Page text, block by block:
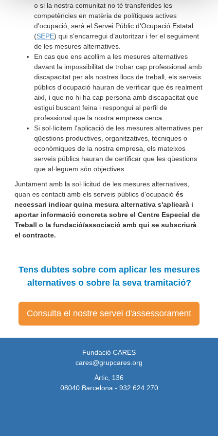
o si la nostra comunitat no té transferides les
competències en matèria de polítiques actives
d'ocupació, serà el Servei Públic d'Ocupació Estatal
(SEPE) qui s'encarregui d'autoritzar i fer el seguiment
de les mesures alternatives.
En cas que ens acollim a les mesures alternatives
davant la impossibilitat de trobar cap professional amb
discapacitat per als nostres llocs de treball, els serveis
públics d'ocupació hauran de verificar que és realment
així, i que no hi ha cap persona amb discapacitat que
estigui buscant feina i respongui al perfil de
professional que la nostra empresa cerca.
Si sol·licitem l'aplicació de les mesures alternatives per
qüestions productives, organitzatives, tècniques o
econòmiques de la nostra empresa, els mateixos
serveis públics hauran de certificar que les qüestions
que al·leguem són objectives.
Juntament amb la sol·licitud de les mesures alternatives,
quan es contacti amb els serveis públics d'ocupació és
necessari indicar quina mesura alternativa s'aplicarà i
aportar informació concreta sobre el Centre Especial de
Treball o la fundació/associació amb qui se subscriurà
el contracte.
Tens dubtes sobre com aplicar les mesures
alternatives o sobre la seva tramitació?
Consulta el nostre servei d'assessorament
Fundació CARES
cares@grupcares.org
Àrtic, 136
08040 Barcelona - 932 624 270